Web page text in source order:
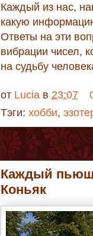
Каждый из нас,
какую
Ответы на эти
вибрации чисел,
на судьбу
от Lucia в 23:07
Тэги: хобби,
Каждый
Коньяк